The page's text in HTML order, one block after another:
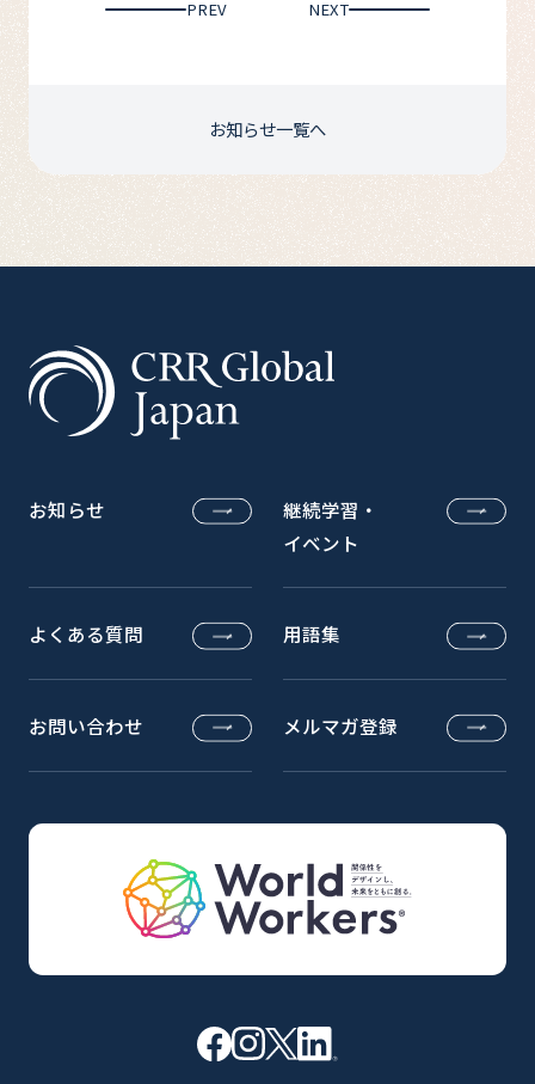
PREV
お知らせ一覧へ
NEXT
お知らせ
継続学習・
イベント
よくある質問 用語集
お問い合わせ メルマガ登録